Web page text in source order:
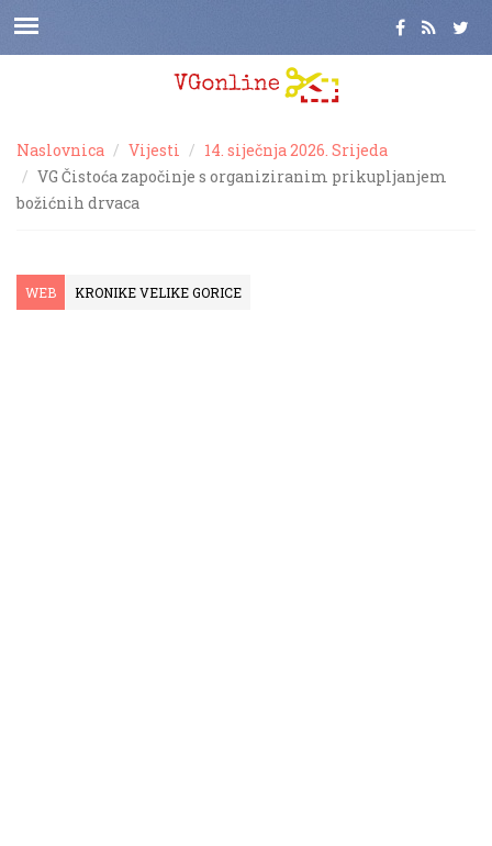
Naslovnica Vijesti
14. siječnja 2026. Srijeda
VG Čistoća započinje s organiziranim prikupljanjem
božićnih drvaca
WEB KRONIKE VELIKE GORICE